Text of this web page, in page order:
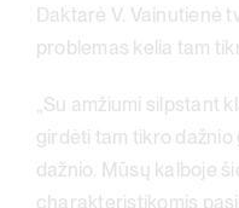
Daktarė V. Vainutienė
problemas kelia tam
„Su amžiumi silpstant
girdėti tam tikro
dažnio. Mūsų kalboje
charakteristikomis